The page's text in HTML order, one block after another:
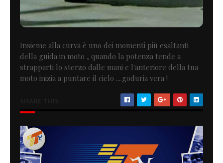
Insieme alla curva è uno dei momenti più esaltanti
della guida in moto , quando la potenza tende a
strapparti lo sterzo dalle mani e l'anteriore della tua
moto inizia a puntare il cielo ....goduria vera !